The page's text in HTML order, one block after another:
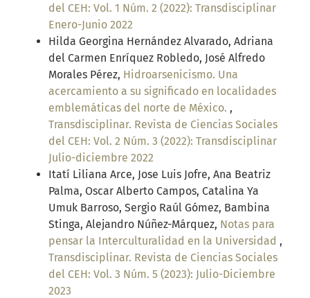
del CEH: Vol. 1 Núm. 2 (2022): Transdisciplinar
Enero-Junio 2022
Hilda Georgina Hernández Alvarado, Adriana
del Carmen Enríquez Robledo, José Alfredo
Morales Pérez, Hidroarsenicismo. Una
acercamiento a su significado en localidades
emblemáticas del norte de México. ,
Transdisciplinar. Revista de Ciencias Sociales
del CEH: Vol. 2 Núm. 3 (2022): Transdisciplinar
Julio-diciembre 2022
Itatí Liliana Arce, Jose Luis Jofre, Ana Beatriz
Palma, Oscar Alberto Campos, Catalina Ya
Umuk Barroso, Sergio Raúl Gómez, Bambina
Stinga, Alejandro Núñez-Márquez, Notas para
pensar la Interculturalidad en la Universidad ,
Transdisciplinar. Revista de Ciencias Sociales
del CEH: Vol. 3 Núm. 5 (2023): Julio-Diciembre
2023